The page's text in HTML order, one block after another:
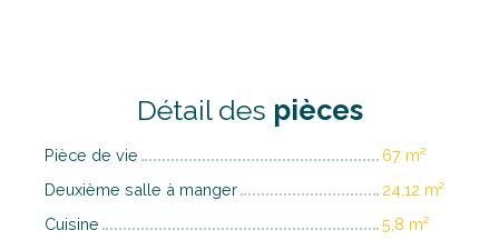
Détail des pièces
Pièce de vie
67 m²
Deuxième salle à manger
24,12 m²
Cuisine
5,8 m²